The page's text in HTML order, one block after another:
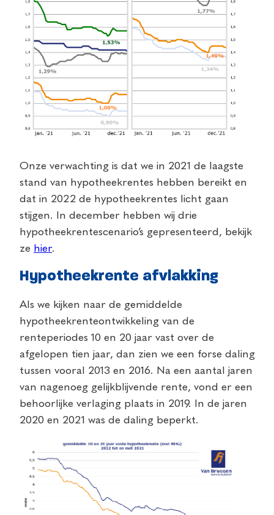
Onze verwachting is dat we in 2021 de laagste
stand van hypotheekrentes hebben bereikt en
dat in 2022 de hypotheekrentes licht gaan
stijgen. In december hebben wij drie
hypotheekrentescenario’s gepresenteerd, bekijk
ze hier.
Hypotheekrente afvlakking
Als we kijken naar de gemiddelde
hypotheekrenteontwikkeling van de
renteperiodes 10 en 20 jaar vast over de
afgelopen tien jaar, dan zien we een forse daling
tussen vooral 2013 en 2016. Na een aantal jaren
van nagenoeg gelijkblijvende rente, vond er een
behoorlijke verlaging plaats in 2019. In de jaren
2020 en 2021 was de daling beperkt.